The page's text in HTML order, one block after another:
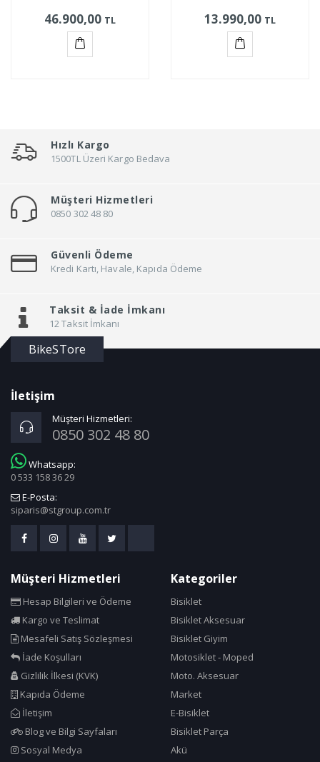
46.900,00 TL 13.990,00 TL
Hızlı Kargo
1500TL Üzeri Kargo Bedava
Müşteri Hizmetleri
0850 302 48 80
Güvenli Ödeme
Kredi Kartı, Havale, Kapıda Ödeme
Taksit & İade İmkanı
12 Taksit İmkanı
BikeSTore
İletişim
Müşteri Hizmetleri:
0850 302 48 80
Whatsapp:
0 533 158 36 29
E-Posta:
siparis@stgroup.com.tr
Müşteri Hizmetleri
Hesap Bilgileri ve Ödeme
Kargo ve Teslimat
Mesafeli Satış Sözleşmesi
İade Koşulları
Gizlilik İlkesi (KVK)
Kapıda Ödeme
İletişim
Blog ve Bilgi Sayfaları
Sosyal Medya
Kategoriler
Bisiklet
Bisiklet Aksesuar
Bisiklet Giyim
Motosiklet - Moped
Moto. Aksesuar
Market
E-Bisiklet
Bisiklet Parça
Akü